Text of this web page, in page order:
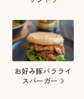
お好み豚バラライ
スバーガー